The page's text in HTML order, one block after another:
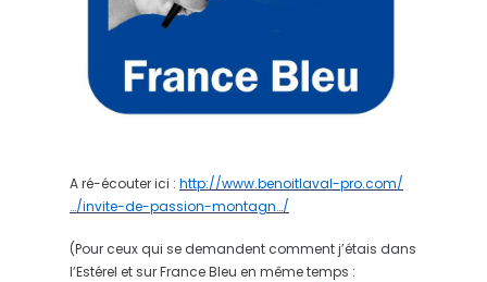
A ré-écouter ici : http://www.benoitlaval-pro.com/
…/invite-de-passion-montagn…/
(Pour ceux qui se demandent comment j’étais dans
l’Estérel et sur France Bleu en même temps :